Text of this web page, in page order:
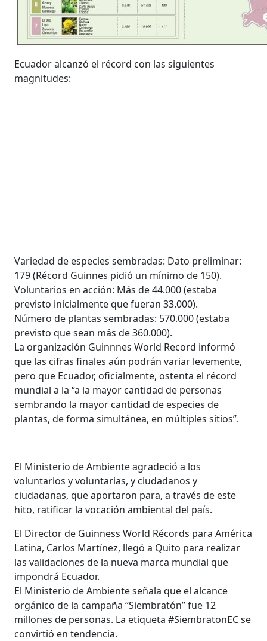
Ecuador alcanzó el récord con las siguientes
magnitudes:
Variedad de especies sembradas: Dato preliminar:
179 (Récord Guinnes pidió un mínimo de 150).
Voluntarios en acción: Más de 44.000 (estaba
previsto inicialmente que fueran 33.000).
Número de plantas sembradas: 570.000 (estaba
previsto que sean más de 360.000).
La organización Guinnnes World Record informó
que las cifras finales aún podrán variar levemente,
pero que Ecuador, oficialmente, ostenta el récord
mundial a la “a la mayor cantidad de personas
sembrando la mayor cantidad de especies de
plantas, de forma simultánea, en múltiples sitios”.
El Ministerio de Ambiente agradeció a los
voluntarios y voluntarias, y ciudadanos y
ciudadanas, que aportaron para, a través de este
hito, ratificar la vocación ambiental del país.
El Director de Guinness World Récords para América
Latina, Carlos Martínez, llegó a Quito para realizar
las validaciones de la nueva marca mundial que
impondrá Ecuador.
El Ministerio de Ambiente señala que el alcance
orgánico de la campaña “Siembratón” fue 12
millones de personas. La etiqueta #SiembratonEC se
convirtió en tendencia.